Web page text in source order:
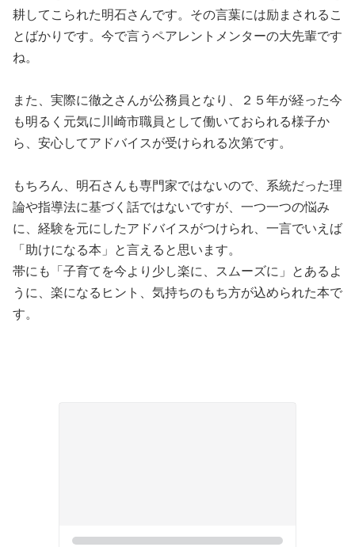
耕してこられた明石さんです。その言葉には励まされるこ
とばかりです。今で言うペアレントメンターの大先輩です
ね。
また、実際に徹之さんが公務員となり、２５年が経った今
も明るく元気に川崎市職員として働いておられる様子か
ら、安心してアドバイスが受けられる次第です。
もちろん、明石さんも専門家ではないので、系統だった理
論や指導法に基づく話ではないですが、一つ一つの悩み
に、経験を元にしたアドバイスがつけられ、一言でいえば
「助けになる本」と言えると思います。
帯にも「子育てを今より少し楽に、スムーズに」とあるよ
うに、楽になるヒント、気持ちのもち方が込められた本で
す。